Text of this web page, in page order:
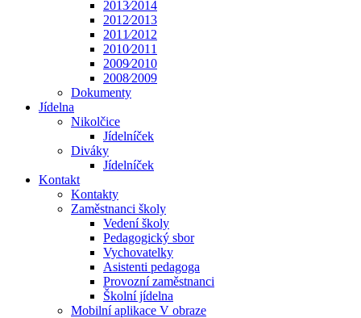
2013⁄2014
2012⁄2013
2011⁄2012
2010⁄2011
2009⁄2010
2008⁄2009
Dokumenty
Jídelna
Nikolčice
Jídelníček
Diváky
Jídelníček
Kontakt
Kontakty
Zaměstnanci školy
Vedení školy
Pedagogický sbor
Vychovatelky
Asistenti pedagoga
Provozní zaměstnanci
Školní jídelna
Mobilní aplikace V obraze